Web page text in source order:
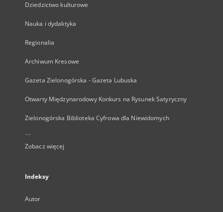
Dziedzictwo kulturowe
Nauka i dydaktyka
Regionalia
Archiwum Kresowe
Gazeta Zielonogórska - Gazeta Lubuska
Otwarty Międzynarodowy Konkurs na Rysunek Satyryczny
Zielonogórska Biblioteka Cyfrowa dla Niewidomych
...
Zobacz więcej
Indeksy
Autor